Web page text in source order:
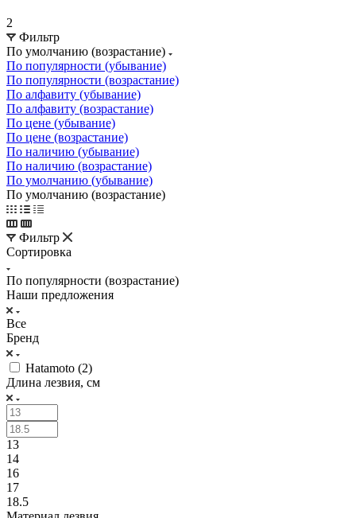
2
Фильтр
По умолчанию (возрастание)
По популярности (убывание)
По популярности (возрастание)
По алфавиту (убывание)
По алфавиту (возрастание)
По цене (убывание)
По цене (возрастание)
По наличию (убывание)
По наличию (возрастание)
По умолчанию (убывание)
По умолчанию (возрастание)
Фильтр
Сортировка
По популярности (возрастание)
Наши предложения
Все
Бренд
Hatamoto (2)
Длина лезвия, см
13
14
16
17
18.5